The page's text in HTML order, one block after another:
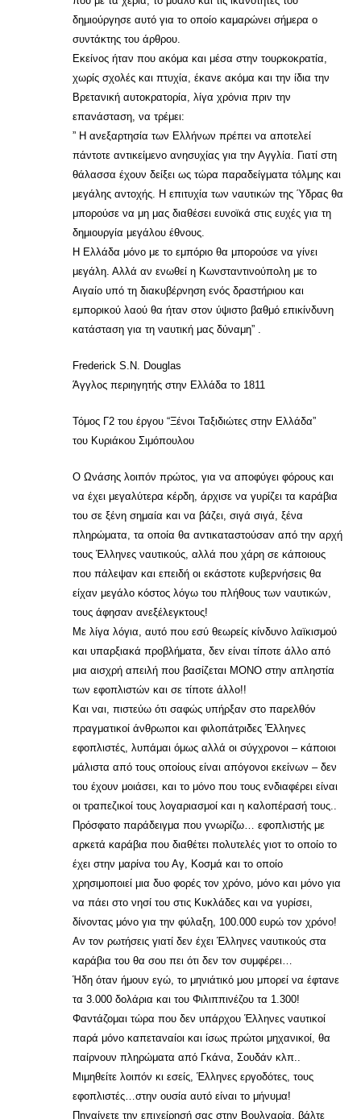
δημιούργησε αυτό για το οποίο καμαρώνει σήμερα ο
συντάκτης του άρθρου.
Εκείνος ήταν που ακόμα και μέσα στην τουρκοκρατία,
χωρίς σχολές και πτυχία, έκανε ακόμα και την ίδια την
Βρετανική αυτοκρατορία, λίγα χρόνια πριν την
επανάσταση, να τρέμει:
” Η ανεξαρτησία των Ελλήνων πρέπει να αποτελεί
πάντοτε αντικείμενο ανησυχίας για την Αγγλία. Γιατί στη
θάλασσα έχουν δείξει ως τώρα παραδείγματα τόλμης και
μεγάλης αντοχής. Η επιτυχία των ναυτικών της Ύδρας θα
μπορούσε να μη μας διαθέσει ευνοϊκά στις ευχές για τη
δημιουργία μεγάλου έθνους.
Η Ελλάδα μόνο με το εμπόριο θα μπορούσε να γίνει
μεγάλη. Αλλά αν ενωθεί η Κωνσταντινούπολη με το
Αιγαίο υπό τη διακυβέρνηση ενός δραστήριου και
εμπορικού λαού θα ήταν στον ύψιστο βαθμό επικίνδυνη
κατάσταση για τη ναυτική μας δύναμη” .
Frederick S.N. Douglas
Άγγλος περιηγητής στην Ελλάδα το 1811
Τόμος Γ2 του έργου “Ξένοι Ταξιδιώτες στην Ελλάδα”
του Κυριάκου Σιμόπουλου
Ο Ωνάσης λοιπόν πρώτος, για να αποφύγει φόρους και
να έχει μεγαλύτερα κέρδη, άρχισε να γυρίζει τα καράβια
του σε ξένη σημαία και να βάζει, σιγά σιγά, ξένα
πληρώματα, τα οποία θα αντικαταστούσαν από την αρχή
τους Έλληνες ναυτικούς, αλλά που χάρη σε κάποιους
που πάλεψαν και επειδή οι εκάστοτε κυβερνήσεις θα
είχαν μεγάλο κόστος λόγω του πλήθους των ναυτικών,
τους άφησαν ανεξέλεγκτους!
Με λίγα λόγια, αυτό που εσύ θεωρείς κίνδυνο λαϊκισμού
και υπαρξιακά προβλήματα, δεν είναι τίποτε άλλο από
μια αισχρή απειλή που βασίζεται ΜΟΝΟ στην απληστία
των εφοπλιστών και σε τίποτε άλλο!!
Και ναι, πιστεύω ότι σαφώς υπήρξαν στο παρελθόν
πραγματικοί άνθρωποι και φιλοπάτριδες Έλληνες
εφοπλιστές, λυπάμαι όμως αλλά οι σύγχρονοι – κάποιοι
μάλιστα από τους οποίους είναι απόγονοι εκείνων – δεν
του έχουν μοιάσει, και το μόνο που τους ενδιαφέρει είναι
οι τραπεζικοί τους λογαριασμοί και η καλοπέρασή τους..
Πρόσφατο παράδειγμα που γνωρίζω… εφοπλιστής με
αρκετά καράβια που διαθέτει πολυτελές γιοτ το οποίο το
έχει στην μαρίνα του Αγ, Κοσμά και το οποίο
χρησιμοποιεί μια δυο φορές τον χρόνο, μόνο και μόνο για
να πάει στο νησί του στις Κυκλάδες και να γυρίσει,
δίνοντας μόνο για την φύλαξη, 100.000 ευρώ τον χρόνο!
Αν τον ρωτήσεις γιατί δεν έχει Έλληνες ναυτικούς στα
καράβια του θα σου πει ότι δεν τον συμφέρει…
Ήδη όταν ήμουν εγώ, το μηνιάτικό μου μπορεί να έφτανε
τα 3.000 δολάρια και του Φιλιππινέζου τα 1.300!
Φαντάζομαι τώρα που δεν υπάρχου Έλληνες ναυτικοί
παρά μόνο καπεταναίοι και ίσως πρώτοι μηχανικοί, θα
παίρνουν πληρώματα από Γκάνα, Σουδάν κλπ..
Μιμηθείτε λοιπόν κι εσείς, Έλληνες εργοδότες, τους
εφοπλιστές…στην ουσία αυτό είναι το μήνυμα!
Πηγαίνετε την επιχείρησή σας στην Βουλγαρία, βάλτε